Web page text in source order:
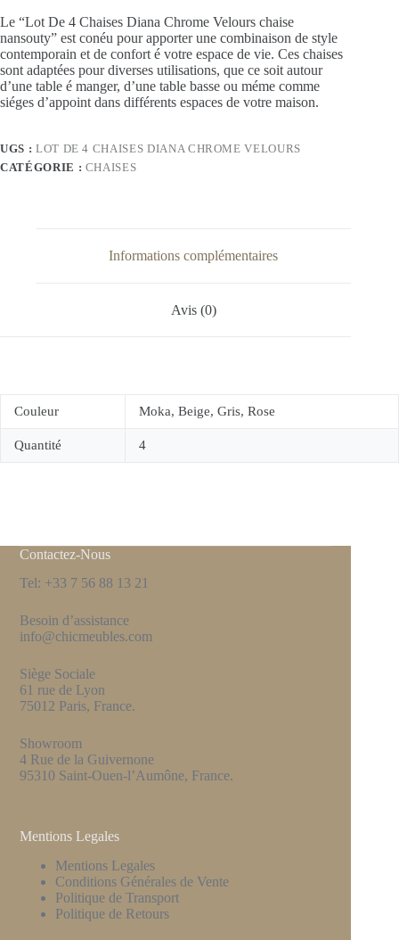
Le “Lot De 4 Chaises Diana Chrome Velours chaise
nansouty” est conéu pour apporter une combinaison de style
contemporain et de confort é votre espace de vie. Ces chaises
sont adaptées pour diverses utilisations, que ce soit autour
d’une table é manger, d’une table basse ou méme comme
siéges d’appoint dans différents espaces de votre maison.
UGS : LOT DE 4 CHAISES DIANA CHROME VELOURS
CATÉGORIE : CHAISES
Informations complémentaires
Avis (0)
Couleur Moka, Beige, Gris, Rose
Quantité 4
Contactez-Nous
Tel: +33 7 56 88 13 21
Besoin d’assistance
info@chicmeubles.com
Siège Sociale
61 rue de Lyon
75012 Paris, France.
Showroom
4 Rue de la Guivernone
95310 Saint-Ouen-l’Aumône, France.
Mentions Legales
Mentions Legales
Conditions Générales de Vente
Politique de Transport
Politique de Retours